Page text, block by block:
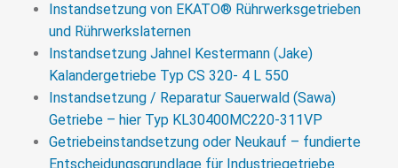
Instandsetzung / Reparatur
Koellmann Gears Einschnecken-
Extrudergetriebe UNEX 65/120/EO
Reparatur eines Koellmann Gears Extrudergetriebes
nach Getriebeausfall aufgrund von Materialeintrag in
das Getriebe.
Instandsetzung von EKATO® Rührwerksgetrieben
und Rührwerkslaternen
Instandsetzung Jahnel Kestermann (Jake)
Kalandergetriebe Typ CS 320- 4 L 550
Instandsetzung / Reparatur Sauerwald (Sawa)
Getriebe – hier Typ KL30400MC220-311VP
Getriebeinstandsetzung oder Neukauf – fundierte
Entscheidungsgrundlage für Industriegetriebe